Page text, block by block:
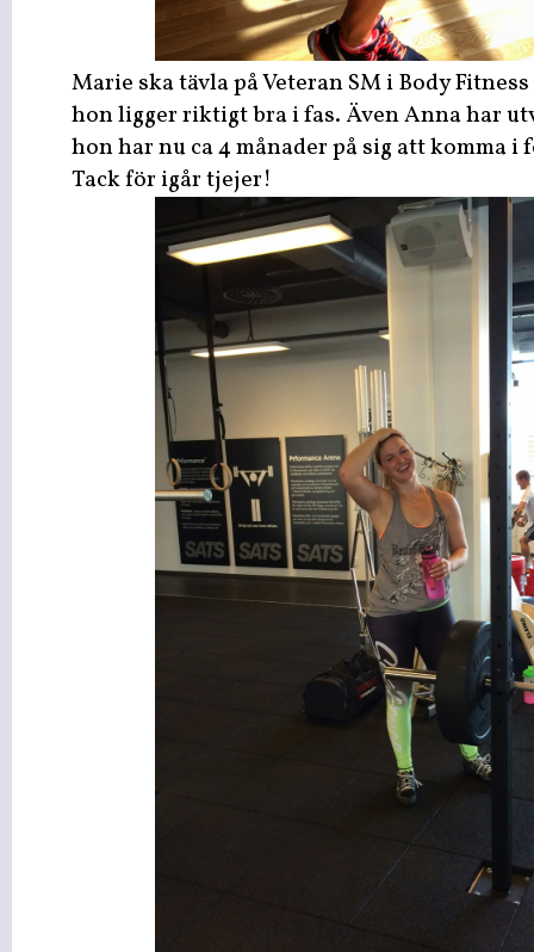
Marie ska tävla på Veteran SM i Body
hon ligger riktigt bra i fas. Även Anna har
hon har nu ca 4 månader på sig att komma
Tack för igår tjejer!